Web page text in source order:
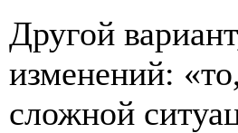
Другой
изменений:
сложной